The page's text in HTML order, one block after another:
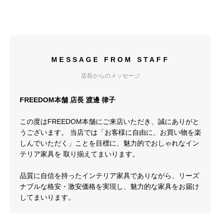
MESSAGE FROM STAFF
店長からのメッセージ
FREEDOM本舗 店長 渡邊 律子
この度はFREEDOM本舗にご来店いただき、誠にありがと
うございます。 当店では「お客様に自由に、お買い物を楽
しんでいただく」ことを目標に、魅力的でおしゃれなイン
テリア家具を 取り揃えてまいります。
品質に自信を持ったインテリア家具でありながら、リーズ
ナブルな格安・激安価格を実現し、魅力的な家具をお届け
してまいります。